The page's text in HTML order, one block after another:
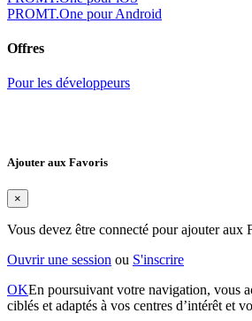
PROMT.One pour Android
Offres
Pour les développeurs
Ajouter aux Favoris
×
Vous devez être connecté pour ajouter aux
Ouvrir une session ou S'inscrire
OKEn poursuivant votre navigation, vous
ciblés et adaptés à vos centres d’intérêt et